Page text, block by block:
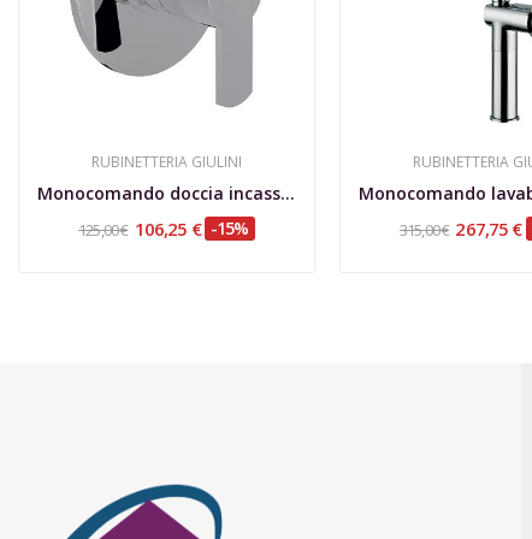
RUBINETTERIA GIULINI
Monocomando doccia incasso Surf
125,00 € 106,25 € -15%
RUBINETTERIA
315,00 € 267,75 €